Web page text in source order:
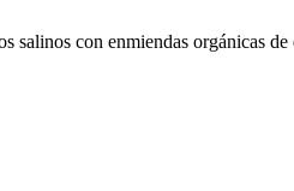
con enmiendas orgánicas